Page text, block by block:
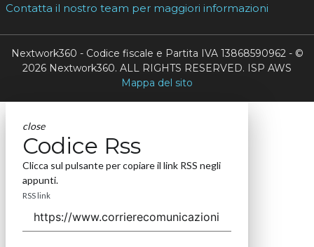
Contatta il nostro team per maggiori informazioni
Nextwork360 - Codice fiscale e Partita IVA 13868590962 - ©
2026 Nextwork360. ALL RIGHTS RESERVED. ISP AWS
Mappa del sito
close
Codice Rss
Clicca sul pulsante per copiare il link RSS negli
appunti.
RSS link